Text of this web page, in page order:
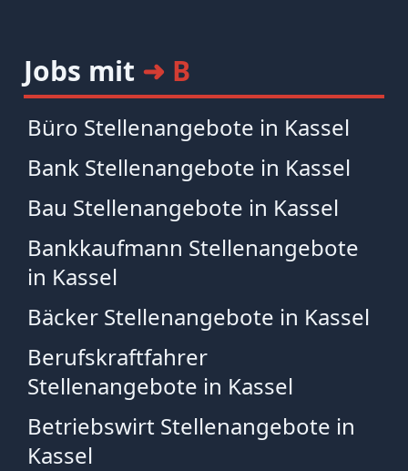
Jobs mit ➜ B
Büro Stellenangebote in Kassel
Bank Stellenangebote in Kassel
Bau Stellenangebote in Kassel
Bankkaufmann Stellenangebote
in Kassel
Bäcker Stellenangebote in Kassel
Berufskraftfahrer
Stellenangebote in Kassel
Betriebswirt Stellenangebote in
Kassel